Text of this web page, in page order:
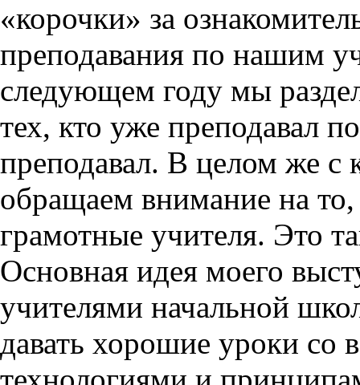
«корочки» за
преподавания по нашим
следующем году мы
тех, кто уже преподавал
преподавал. В целом же
обращаем внимание на то,
грамотные учителя. Это
Основная идея моего
учителями начальной
давать хорошие уроки со